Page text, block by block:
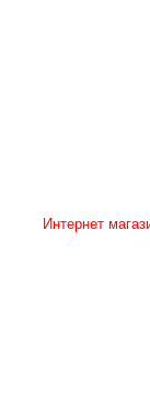
Интернет